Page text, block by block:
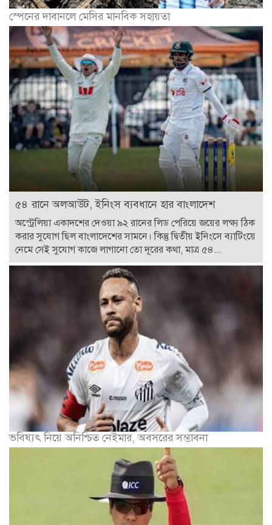
স্পেনের দাবানলে মেসির মানবিক সহায়তা
৫৪ রানে অলআউট, ইনিংস ব্যবধানে হার বাংলাদেশ
অস্ট্রেলিয়া একাদশের দেওয়া ৯২ রানের লিড পেরিয়ে জয়ের লক্ষ্য ঠিক
করার সুযোগ ছিল বাংলাদেশের সামনে। কিন্তু দ্বিতীয় ইনিংসে ব্যাটিংয়ে
নেমে সেই সুযোগ কাজে লাগানো তো দূরের কথা, মাত্র ৫৪...
ভবিষ্যৎ নিয়ে অনিশ্চিত নেইমার, অবসরের সম্ভাবনা